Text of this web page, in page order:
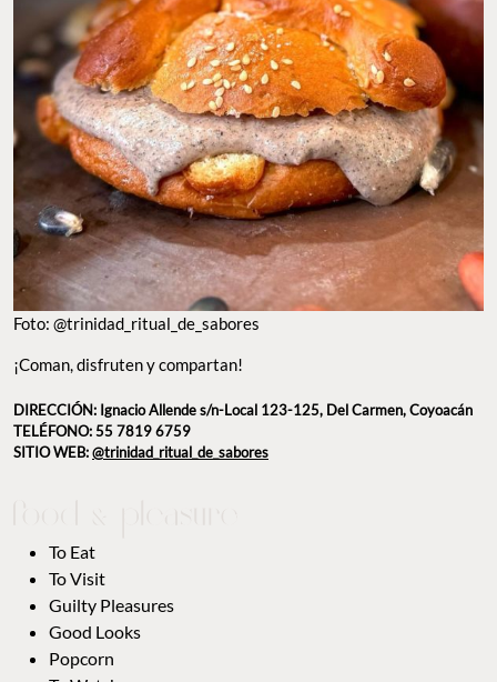
Foto: @trinidad_ritual_de_sabores
¡Coman, disfruten y compartan!
DIRECCIÓN: Ignacio Allende s/n-Local 123-125, Del Carmen, Coyoacán
TELÉFONO: 55 7819 6759
SITIO WEB:@trinidad_ritual_de_sabores
To Eat
To Visit
Guilty Pleasures
Good Looks
Popcorn